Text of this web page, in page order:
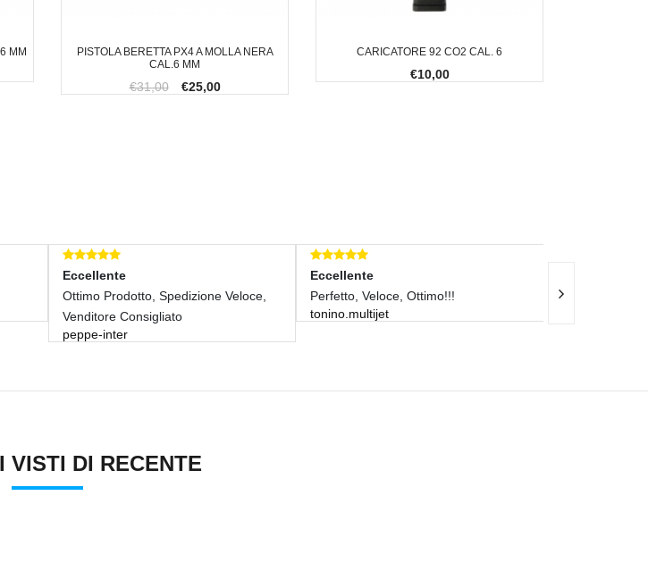
MM
PISTOLA BERETTA PX4 A MOLLA NERA
CAL.6 MM
€31,00 €25,00
CARICATORE 92 CO2 CAL. 6
€10,00
Eccellente
Ottimo Prodotto, Spedizione Veloce,
Venditore Consigliato
peppe-inter
Eccellente
Perfetto, Veloce, Ottimo!!!
tonino.multijet
Transazione
VISTI DI RECENTE